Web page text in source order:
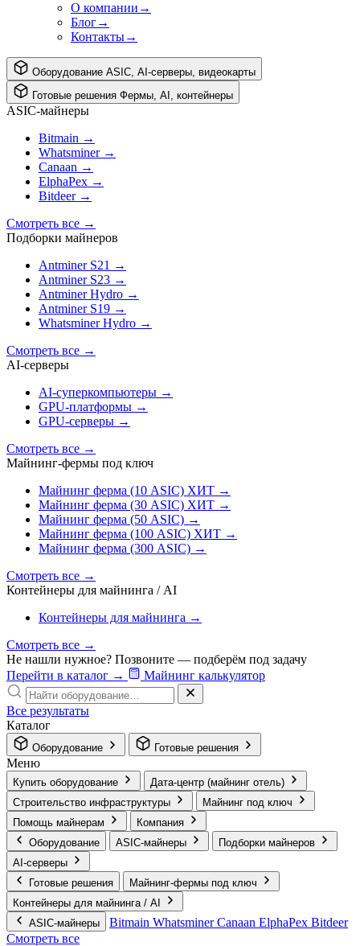
О компании →
Блог→
Контакты→
Оборудование ASIC, AI-серверы, видеокарты
Готовые решения Фермы, AI, контейнеры
ASIC-майнеры
Bitmain →
Whatsminer →
Canaan →
ElphaPex →
Bitdeer →
Смотреть все →
Подборки майнеров
Antminer S21 →
Antminer S23 →
Antminer Hydro →
Antminer S19 →
Whatsminer Hydro →
Смотреть все →
AI‑серверы
AI‑суперкомпьютеры →
GPU‑платформы →
GPU‑серверы →
Смотреть все →
Майнинг-фермы под ключ
Майнинг ферма (10 ASIC) ХИТ →
Майнинг ферма (30 ASIC) ХИТ →
Майнинг ферма (50 ASIC) →
Майнинг ферма (100 ASIC) ХИТ →
Майнинг ферма (300 ASIC) →
Смотреть все →
Контейнеры для майнинга / AI
Контейнеры для майнинга →
Смотреть все →
Не нашли нужное? Позвоните — подберём под задачу
Перейти в каталог → Майнинг калькулятор
Все результаты
Каталог
Оборудование Готовые решения
Меню
Купить оборудование
Дата-центр (майнинг отель)
Строительство инфраструктуры
Майнинг под ключ
Помощь майнерам
Компания
Оборудование
ASIC-майнеры
Подборки майнеров
AI‑серверы
Готовые решения
Майнинг-фермы под ключ
Контейнеры для майнинга / AI
ASIC-майнеры
Bitmain WhatsminerCanaan ElphaPex Bitdeer
Смотреть все